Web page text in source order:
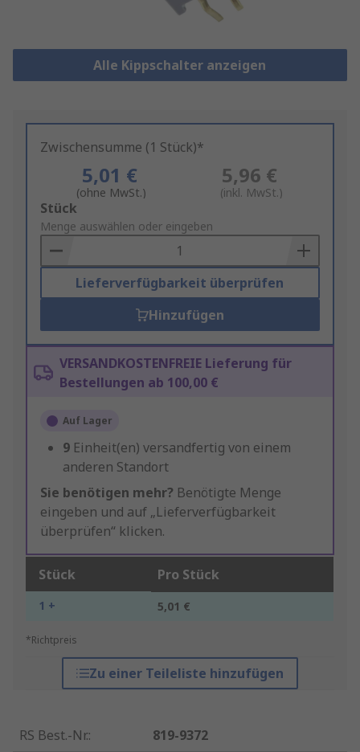
Alle Kippschalter anzeigen
Zwischensumme (1 Stück)*
5,01 €
(ohne MwSt.)
5,96 €
(inkl. MwSt.)
Add
to
Basket
Stück
Menge auswählen oder eingeben
Lieferverfügbarkeit überprüfen
Hinzufügen
VERSANDKOSTENFREIE Lieferung für
Bestellungen ab 100,00 €
Auf Lager
9 Einheit(en) versandfertig von einem
anderen Standort
Sie benötigen mehr? Benötigte Menge
eingeben und auf „Lieferverfügbarkeit
überprüfen“ klicken.
Stück Pro Stück
1 + 5,01 €
*Richtpreis
Zu einer Teileliste hinzufügen
RS Best.-Nr.:
819-9372